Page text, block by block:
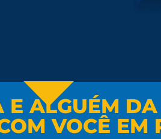
E ALGUÉM
VOCÊ EM